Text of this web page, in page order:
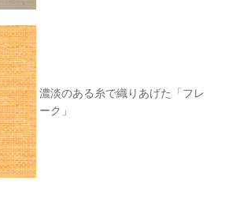
濃淡のある糸で織りあげた「フレ
ーク」